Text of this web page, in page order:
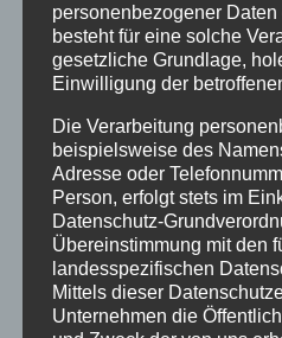
2023 2024 Allgäu
Charity
cool Corona
dancing
Deine Tanzschule
Ferien
Ferienprogramm
Fortgeschrittene
im Schloss
Jive Jugendliche
Schaut hin!
Schloss
Sommerferien
Streetdance
Tanzkurs
Tanzpause
personenbezogener Daten
besteht für eine solche
gesetzliche Grundlage,
Einwilligung der
Die Verarbeitung
beispielsweise des
Adresse oder
Person, erfolgt stets im
Datenschutz-
Übereinstimmung mit den
landesspezifischen
Mittels dieser
Unternehmen die